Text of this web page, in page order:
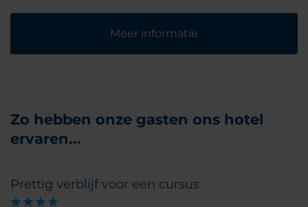
Meer informatie
Zo hebben onze gasten ons hotel
ervaren...
Prettig verblijf voor een cursus